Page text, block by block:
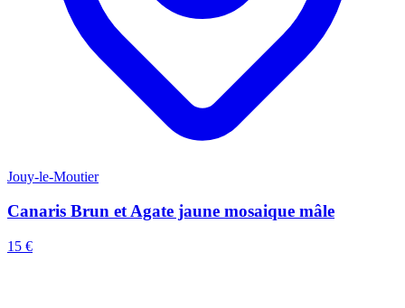
Jouy-le-Moutier
Canaris Brun et Agate jaune mosaique mâle
15 €